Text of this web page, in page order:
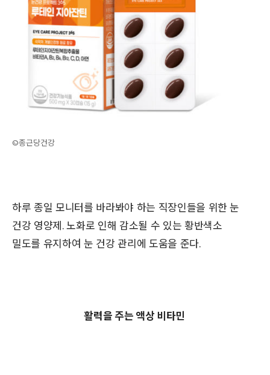
©종근당건강
하루 종일 모니터를 바라봐야 하는 직장인들을 위한 눈
건강 영양제. 노화로 인해 감소될 수 있는 황반색소
밀도를 유지하여 눈 건강 관리에 도움을 준다.
활력을 주는 액상 비타민